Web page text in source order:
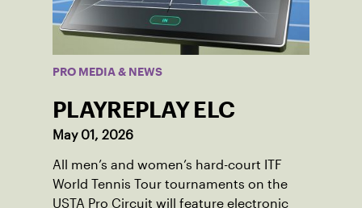
PRO MEDIA & NEWS
PLAYREPLAY ELC
May 01, 2026
All men’s and women’s hard-court ITF
World Tennis Tour tournaments on the
USTA Pro Circuit will feature electronic